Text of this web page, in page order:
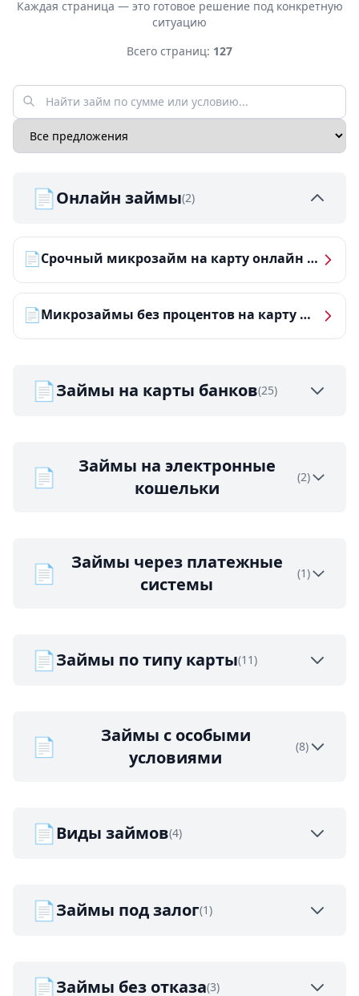
Каждая страница — это готовое решение под конкретную
ситуацию
Всего страниц: 127
📄Онлайн займы(2)
📄 Срочный микрозайм на карту онлайн — получить деньги за 5 минут
📄 Микрозаймы без процентов на карту — ТОП-10 за 2026 год
📄Займы на карты банков(25)
📄
Займы на электронные
кошельки
(2)
📄
Займы через платежные
системы
(1)
📄Займы по типу карты(11)
📄
Займы с особыми
условиями
(8)
📄Виды займов(4)
📄Займы под залог(1)
📄Займы без отказа(3)